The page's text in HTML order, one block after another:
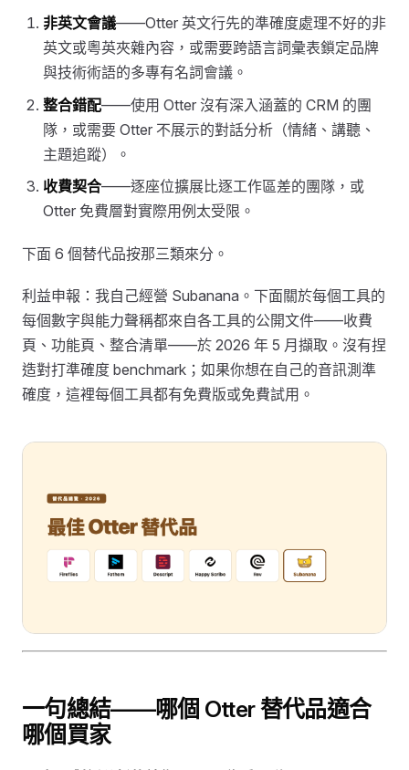
非英文會議——Otter 英文行先的準確度處理不好的非
英文或粵英夾雜內容，或需要跨語言詞彙表鎖定品牌
與技術術語的多專有名詞會議。
整合錯配——使用 Otter 沒有深入涵蓋的 CRM 的團
隊，或需要 Otter 不展示的對話分析（情緒、講聽、
主題追蹤）。
收費契合——逐座位擴展比逐工作區差的團隊，或
Otter 免費層對實際用例太受限。
下面 6 個替代品按那三類來分。
利益申報：我自己經營 Subanana。下面關於每個工具的
每個數字與能力聲稱都來自各工具的公開文件——收費
頁、功能頁、整合清單——於 2026 年 5 月擷取。沒有捏
造對打準確度 benchmark；如果你想在自己的音訊測準
確度，這裡每個工具都有免費版或免費試用。
一句總結——哪個 Otter 替代品適合
哪個買家